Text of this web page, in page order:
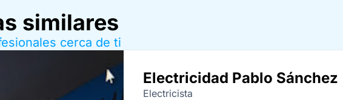
similares
cerca de ti
Electricidad Pablo Sánchez
Electricista